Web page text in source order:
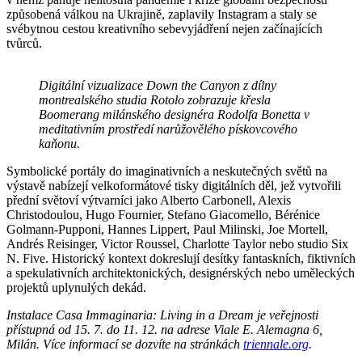
způsobená válkou na Ukrajině, zaplavily Instagram a staly se
svébytnou cestou kreativního sebevyjádření nejen začínajících
tvůrců.
Digitální vizualizace Down the Canyon z dílny
montrealského studia Rotolo zobrazuje křesla
Boomerang milánského designéra Rodolfa Bonetta v
meditativním prostředí narůžovělého pískovcového
kaňonu.
Symbolické portály do imaginativních a neskutečných světů na
výstavě nabízejí velkoformátové tisky digitálních děl, jež vytvořili
přední světoví výtvarníci jako Alberto Carbonell, Alexis
Christodoulou, Hugo Fournier, Stefano Giacomello, Bérénice
Golmann-Pupponi, Hannes Lippert, Paul Milinski, Joe Mortell,
Andrés Reisinger, Victor Roussel, Charlotte Taylor nebo studio Six
N. Five. Historický kontext dokreslují desítky fantaskních, fiktivních
a spekulativních architektonických, designérských nebo uměleckých
projektů uplynulých dekád.
Instalace Casa Immaginaria: Living in a Dream je veřejnosti
přístupná od 15. 7. do 11. 12. na adrese Viale E. Alemagna 6,
Milán. Více informací se dozvíte na stránkách triennale.org.